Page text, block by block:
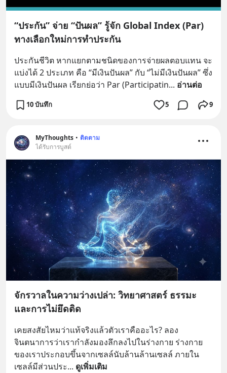
“ประกัน” จ่าย “ปันผล” รู้จัก Global Index (Par)
ทางเลือกใหม่การทำประกัน
ประกันชีวิต หากแยกตามชนิดของการจ่ายผลตอบแทน จะ
แบ่งได้ 2 ประเภท คือ “มีเงินปันผล” กับ “ไม่มีเงินปันผล” ซึ่ง
แบบมีเงินปันผล เรียกย่อว่า Par (Participatin... อ่านต่อ
10 บันทึก 5 9
MyThoughts • ติดตาม
ได้รับการบูสต์
จักรวาลในความว่างเปล่า: วิทยาศาสตร์ ธรรมะ
และการไม่ยึดติด
เคยสงสัยไหมว่าแท้จริงแล้วตัวเราคืออะไร? ลอง
จินตนาการว่าเรากำลังมองลึกลงไปในร่างกาย ร่างกาย
ของเราประกอบขึ้นจากเซลล์นับล้านล้านเซลล์ ภายใน
เซลล์มีส่วนประ... ดูเพิ่มเติม